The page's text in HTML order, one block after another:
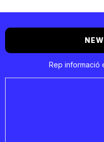
Rep informació